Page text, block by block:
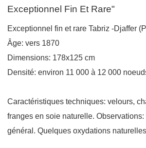
Exceptionnel Fin Et Rare"
Exceptionnel fin et rare Tabriz -Djaffer
Âge: vers 1870
Dimensions: 178x125 cm
Densité: environ 11 000 à 12 000
Caractéristiques techniques: velours,
franges en soie naturelle. Observations:
général. Quelques oxydations